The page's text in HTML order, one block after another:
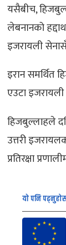
यसैबीच,
लेबनानको
इजरायली
इरान
एउटा
हिजबुल्लाहले
उत्तरी
प्रतिरक्षा
यो पनि